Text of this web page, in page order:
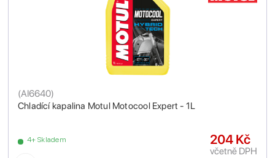
Chladící kapalina Motul Motocool Expert - 1L
(AI6640)
4+ Skladem 204 Kč
včetně DPH